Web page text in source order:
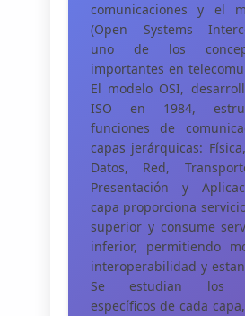
comunicaciones y el
(Open Systems
uno de los
importantes en
El modelo OSI,
ISO en 1984,
funciones de
capas jerárquicas:
Datos, Red,
Presentación y
capa proporciona
superior y consume
inferior, permitiendo
interoperabilidad y
Se estudian los
específicos de cada